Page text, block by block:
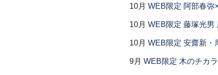
10月 WEB限定 阿部春弥
10月 WEB限定 藤塚光男
10月 WEB限定 安齋新・
9月 WEB限定 木のチカ